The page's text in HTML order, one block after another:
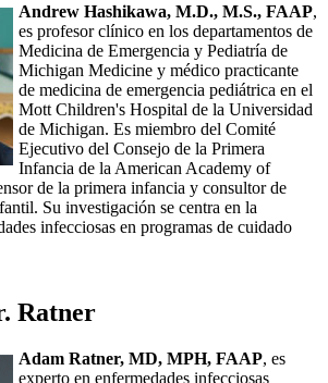
Andrew Hashikawa, M.D., M.S., FAAP,
es profesor clínico en los departamentos de
Medicina de Emergencia y Pediatría de
Michigan Medicine y médico practicante
de medicina de emergencia pediátrica en el
Mott Children's Hospital de la Universidad
de Michigan. Es miembro del Comité
Ejecutivo del Consejo de la Primera
Infancia de la American Academy of
de la primera infancia y consultor de
Su investigación se centra en la
infecciosas en programas de cuidado
Ratner
Adam Ratner, MD, MPH, FAAP, es
experto en enfermedades infecciosas